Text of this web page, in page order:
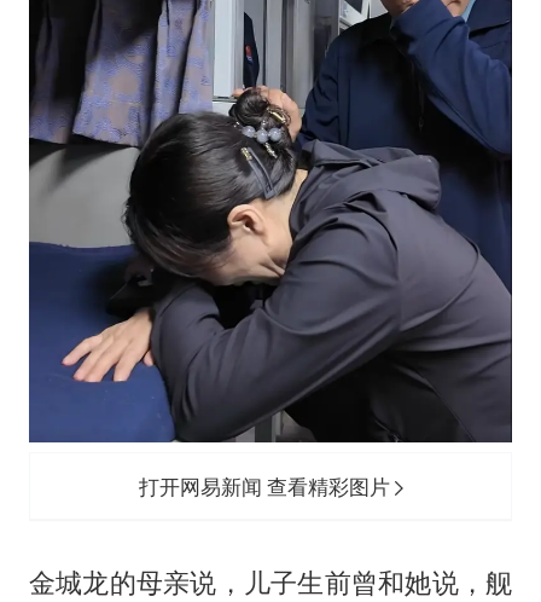
打开网易新闻 查看精彩图片
金城龙的母亲说，儿子生前曾和她说，舰